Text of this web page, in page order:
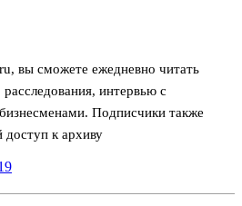
вы сможете ежедневно читать
интервью с
Подписчики также
к архиву